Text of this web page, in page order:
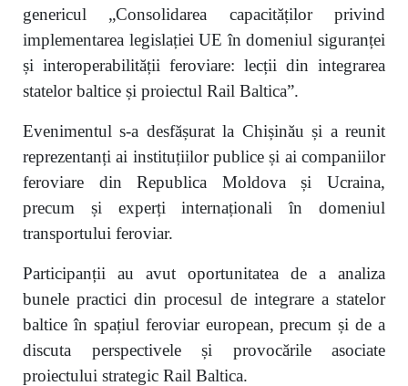
genericul „Consolidarea capacităților privind
implementarea legislației UE în domeniul siguranței
și interoperabilității feroviare: lecții din integrarea
statelor baltice și proiectul Rail Baltica”.
Evenimentul s-a desfășurat la Chișinău și a reunit
reprezentanți ai instituțiilor publice și ai companiilor
feroviare din Republica Moldova și Ucraina,
precum și experți internaționali în domeniul
transportului feroviar.
Participanții au avut oportunitatea de a analiza
bunele practici din procesul de integrare a statelor
baltice în spațiul feroviar european, precum și de a
discuta perspectivele și provocările asociate
proiectului strategic Rail Baltica.